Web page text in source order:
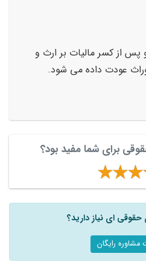
از کسر مالیات بر ارث و
عودت داده می شود.
برای شما مفید بود؟
حقوقی ای نیاز دارید؟
رایگان